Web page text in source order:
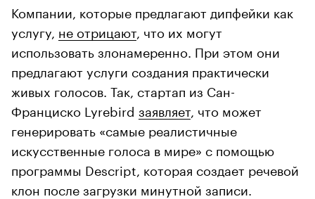
Компании, которые предлагают дипфейки как
услугу, не отрицают, что их могут
использовать злонамеренно. При этом они
предлагают услуги создания практически
живых голосов. Так, стартап из Сан-
Франциско Lyrebird заявляет, что может
генерировать «самые реалистичные
искусственные голоса в мире» с помощью
программы Descript, которая создает речевой
клон после загрузки минутной записи.